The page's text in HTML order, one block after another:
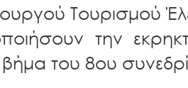
Τουρισμού
την
του 8ου